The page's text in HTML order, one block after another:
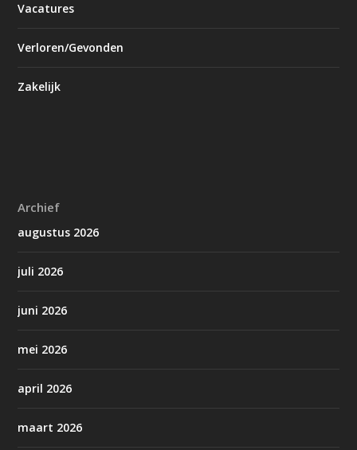
Vacatures
Verloren/Gevonden
Zakelijk
Archief
augustus 2026
juli 2026
juni 2026
mei 2026
april 2026
maart 2026